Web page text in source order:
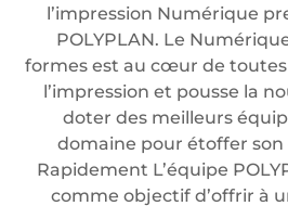
l’impression Numérique
POLYPLAN. Le
formes est au cœur de
l’impression et pousse la
doter des meilleurs
domaine pour étoffer son
Rapidement L’équipe
comme objectif d’offrir à